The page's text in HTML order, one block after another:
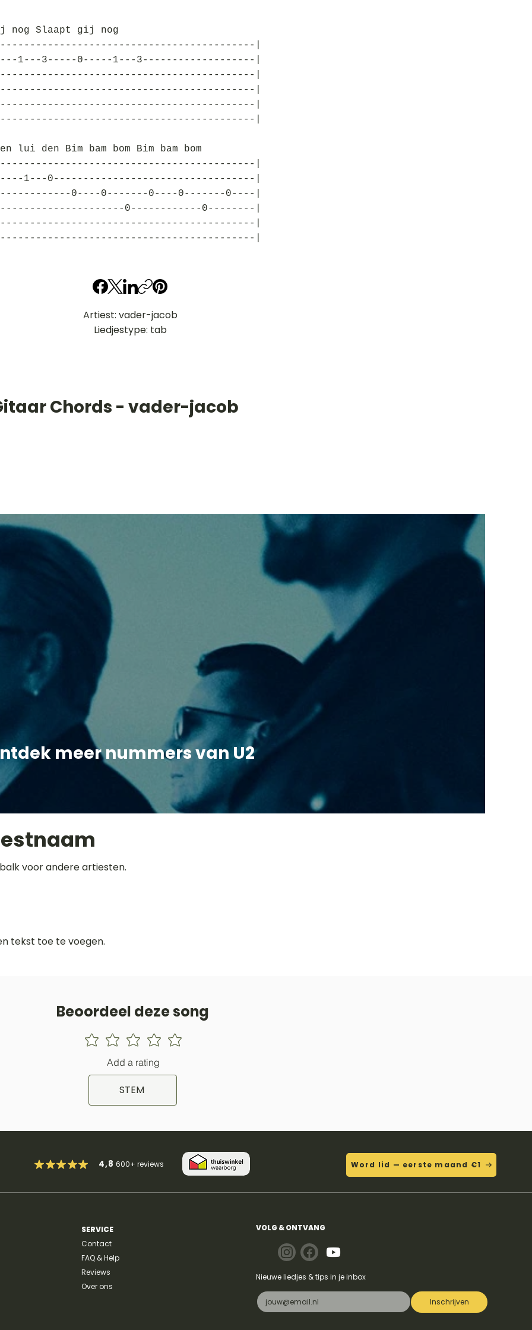
nog Slaapt gij nog
|
1---3-----0-----1---3-------------------|
|
|
|
|
den Bim bam bom Bim bam bom
|
1---0----------------------------------|
0----0-------0----0-------0----|
0------------0--------|
|
|
Artiest: vader-jacob
Liedjestype: tab
Chords - vader-jacob
meer nummers van U2
voor andere artiesten.
tekst toe te voegen.
Beoordeel deze song
Add a rating
STEM
4,8600+reviews Word lid — eerste maand €1
SERVICE
Contact
FAQ & Help
Reviews
Over ons
VOLG & ONTVANG
Nieuwe liedjes & tips in je inbox
Inschrijven